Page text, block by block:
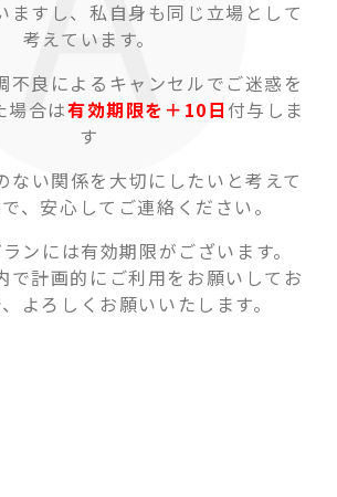
ますし、私自身も同じ立場として
考えています。
良によるキャンセルでご迷惑を
場合は有効期限を＋10日 付与しま
す
ない関係を大切にしたいと考えて
、安心してご連絡ください。
ンには有効期限がございます。
で計画的にご利用をお願いしてお
よろしくお願いいたします。